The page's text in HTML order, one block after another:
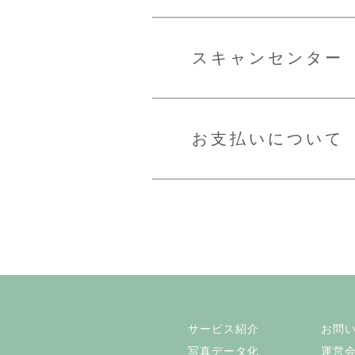
スキャンセンター
お支払いについて
サービス紹介
写真データ化
お問
運営